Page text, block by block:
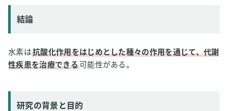
結論
水素は抗酸化作用をはじめとした種々の作用を通じて、代謝
性疾患を治療できる可能性がある。
研究の背景と目的